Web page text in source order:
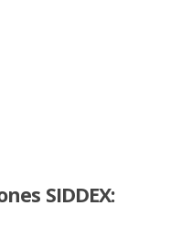
SIDDEX: